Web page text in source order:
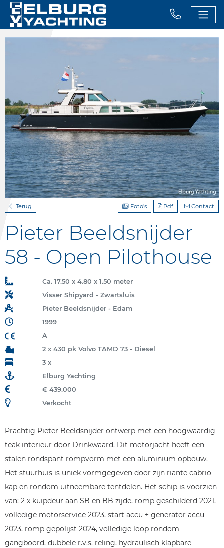
Terug Contact
Pdf
Foto's
Pieter Beeldsnijder
58 - Open Pilothouse
Ca. 17.50 x 4.80 x 1.50 meter
Visser Shipyard - Zwartsluis
Pieter Beeldsnijder - Edam
1999
A
2 x 430 pk Volvo TAMD 73 - Diesel
3 x
Elburg Yachting
€ 439.000
Verkocht
Prachtig Pieter Beeldsnijder ontwerp met een hoogwaardig
teak interieur door Drinkwaard. Dit motorjacht heeft een
stalen rondspant rompvorm met een aluminium opbouw.
Het stuurhuis is uniek vormgegeven door zijn riante cabrio
kap en rondom uitneembare tentdelen. Het schip is voorzien
van: 2 x kuipdeur aan SB en BB zijde, romp geschilderd 2021,
volledige motorservice 2023, start accu + generator accu
2023, romp gepolijst 2024, volledige loop rondom
gangboord, dubbele r.v.s. reling, hydraulisch klapbare